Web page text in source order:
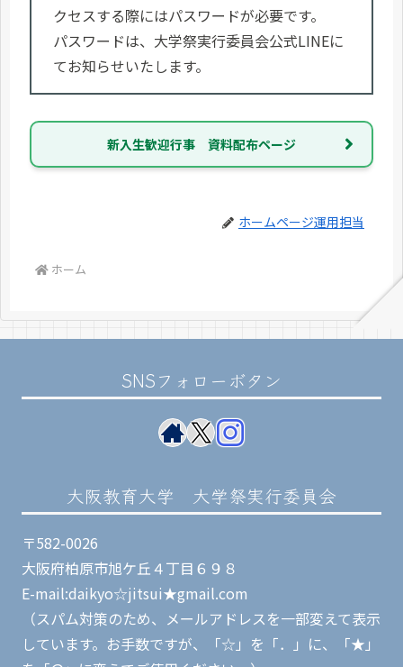
クセスする際にはパスワードが必要です。
パスワードは、大学祭実行委員会公式LINEに
てお知らせいたします。
新入生歓迎行事 資料配布ページ
ホームページ運用担当
ホーム
SNSフォローボタン
大阪教育大学 大学祭実行委員会
〒582-0026
大阪府柏原市旭ケ丘４丁目６９８
E-mail:daikyo☆jitsui★gmail.com
（スパム対策のため、メールアドレスを一部変えて表示
しています。お手数ですが、「☆」を「．」に、「★」